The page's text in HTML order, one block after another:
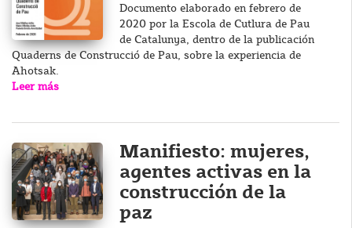
Documento elaborado en febrero de
2020 por la Escola de Cutlura de Pau
de Catalunya, dentro de la publicación
Quaderns de Construcció de Pau, sobre la experiencia de
Ahotsak.
Leer más
Manifiesto: mujeres,
agentes activas en la
construcción de la
paz